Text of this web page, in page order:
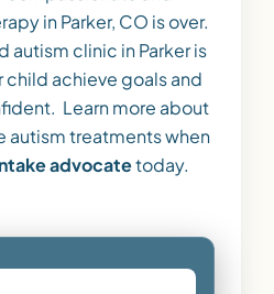
in Parker, CO is over.
autism clinic in Parker is
child achieve goals and
Learn more about
autism treatments when
advocatetoday.